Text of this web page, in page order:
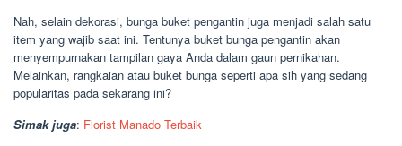
Nah, selain dekorasi, bunga buket pengantin juga menjadi salah satu
item yang wajib saat ini. Tentunya buket bunga pengantin akan
menyempurnakan tampilan gaya Anda dalam gaun pernikahan.
Melainkan, rangkaian atau buket bunga seperti apa sih yang sedang
popularitas pada sekarang ini?
Simak juga: Florist Manado Terbaik